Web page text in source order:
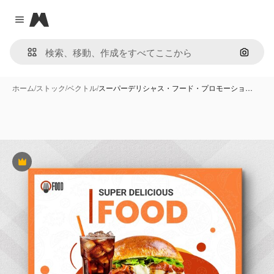
Close menu
Magnific
画像で
ホーム/ストック/ベクトル/スーパーデリシャス・フード・プロモーショ…
Premium